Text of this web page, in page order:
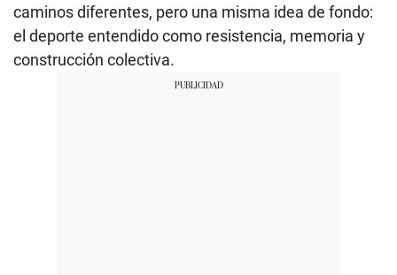
caminos diferentes, pero una misma idea de fondo:
el deporte entendido como resistencia, memoria y
construcción colectiva.